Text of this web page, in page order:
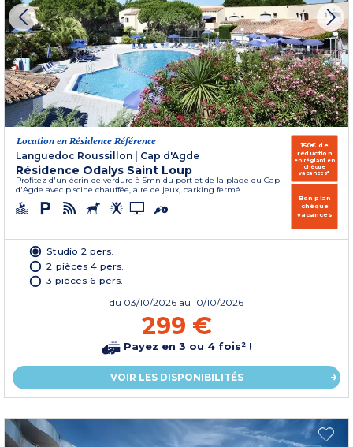
Location en Résidence Référence
Languedoc Roussillon | Cap d'Agde
Résidence Odalys Saint Loup
Profitez d'un écrin de verdure à 5mn du port et de la plage du Cap
d'Agde avec piscine chauffée, aire de jeux, parking fermé.
150€ de
réduction
en réglant en
chèque
vacances*
Bon plan
chèque
vacances
Studio 2 pers.
2 pièces 4 pers.
3 pièces 6 pers.
du 03/10/2026 au 10/10/2026
299 €
Payez en 3 ou 4 fois² !
VOIR LES DISPONIBILITÉS